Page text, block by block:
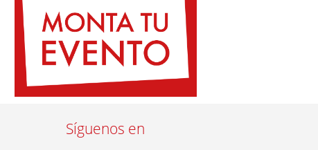
Síguenos en